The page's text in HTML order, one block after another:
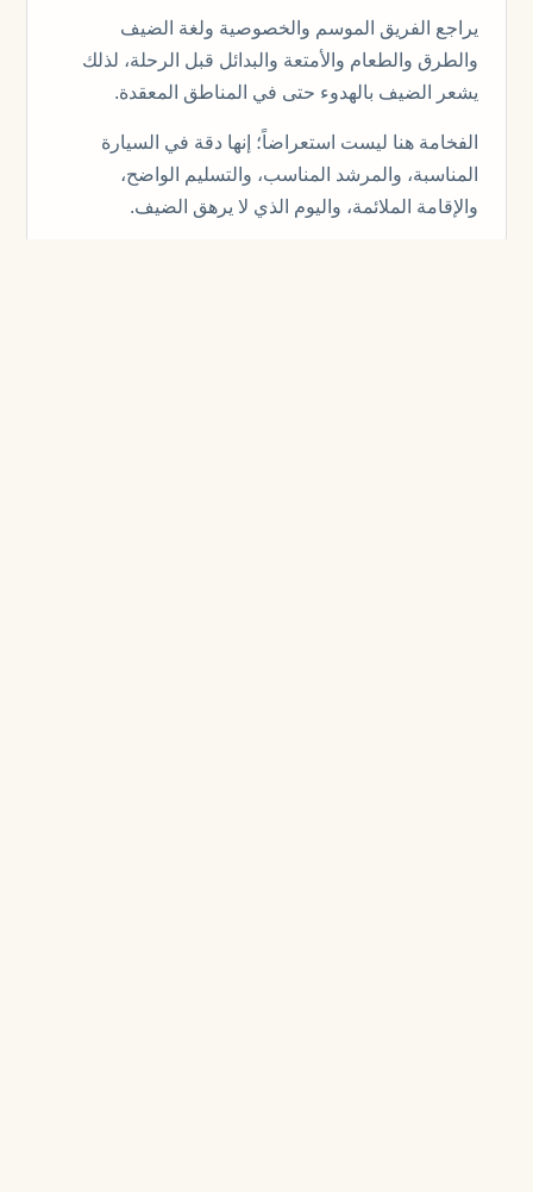
يراجع الفريق الموسم والخصوصية ولغة الضيف
والطرق والطعام والأمتعة والبدائل قبل الرحلة، لذلك
يشعر الضيف بالهدوء حتى في المناطق المعقدة.
الفخامة هنا ليست استعراضاً؛ إنها دقة في السيارة
المناسبة، والمرشد المناسب، والتسليم الواضح،
والإقامة الملائمة، واليوم الذي لا يرهق الضيف.